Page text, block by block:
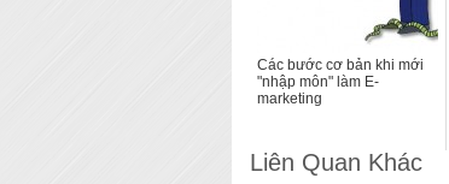
Các bước cơ bản khi mới
"nhập môn" làm E-
marketing
Liên Quan Khác